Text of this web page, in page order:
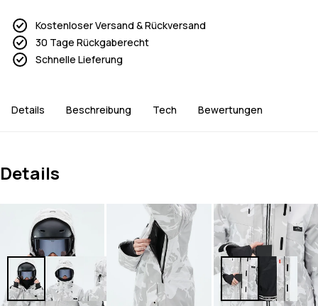
Kostenloser Versand & Rückversand
30 Tage Rückgaberecht
Schnelle Lieferung
Details Beschreibung Tech Bewertungen
Details